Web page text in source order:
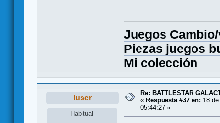
Juegos
Piezas juegos
Mi colección
luser
Habitual
Re: BATTLESTAR
« Respuesta #37 en: 18
05:44:27 »